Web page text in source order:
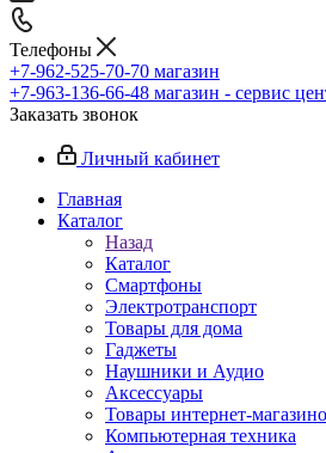
Телефоны
+7-962-525-70-70 магазин
+7-963-136-66-48 магазин - сервис
Заказать звонок
Личный кабинет
Главная
Каталог
Назад
Каталог
Смартфоны
Электротранспорт
Товары для дома
Гаджеты
Наушники и Аудио
Аксессуары
Товары интернет-
Компьютерная техника